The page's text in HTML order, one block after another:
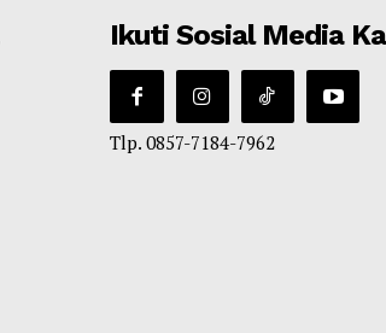
Ikuti Sosial Media
Tlp. 0857-7184-7962